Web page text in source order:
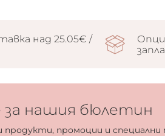
над 25.05€ /
нашия бюлетин
продукти, промоции и специални